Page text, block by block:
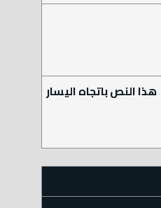
هذا النص باتجاه اليسار